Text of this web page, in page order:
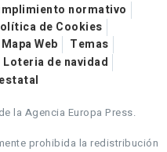
normativo
de Cookies
Mapa Web
Temas
Loteria de navidad
la Agencia Europa Press.
prohibida la redistribución